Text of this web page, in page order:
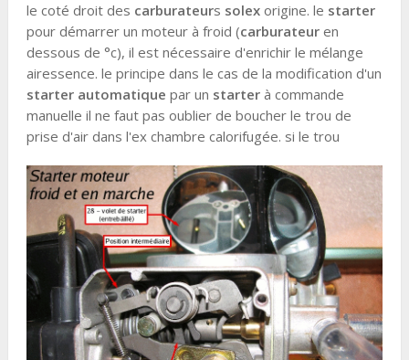
le coté droit des carburateurs solexorigine. le starter
pour démarrer un moteur à froid (carburateuren
dessous de °c), il est nécessaire d'enrichir le mélange
airessence. le principe dans le cas de la modification d'un
starter automatique par un starterà commande
manuelle il ne faut pas oublier de boucher le trou de
prise d'air dans l'ex chambre calorifugée. si le trou